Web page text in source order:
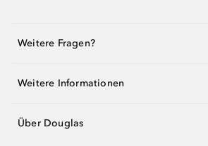
Weitere Fragen?
Weitere Informationen
Über Douglas